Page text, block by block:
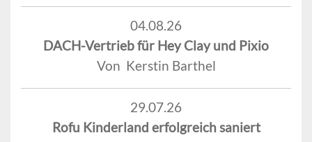
04.08.26
DACH-Vertrieb für Hey Clay und Pixio
Von Kerstin Barthel
29.07.26
Rofu Kinderland erfolgreich saniert